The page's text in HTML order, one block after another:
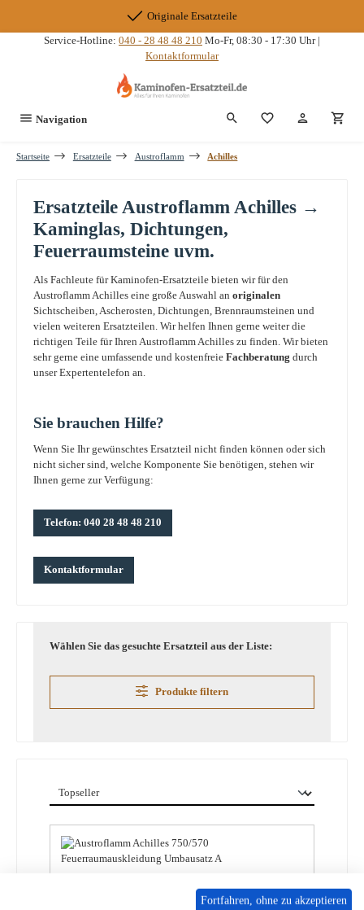
Originale Ersatzteile
Service-Hotline: 040 - 28 48 48 210 Mo-Fr, 08:30 - 17:30 Uhr |
Kontaktformular
Navigation Du hast 0
Startseite Ersatzteile Austroflamm Achilles
Ersatzteile Austroflamm Achilles →
Kaminglas, Dichtungen,
Feuerraumsteine uvm.
Als Fachleute für Kaminofen-Ersatzteile bieten wir für den
Austroflamm Achilles eine große Auswahl an originalen
Sichtscheiben, Ascherosten, Dichtungen, Brennraumsteinen und
vielen weiteren Ersatzteilen. Wir helfen Ihnen gerne weiter die
richtigen Teile für Ihren Austroflamm Achilles zu finden. Wir bieten
sehr gerne eine umfassende und kostenfreie Fachberatung durch
unser Expertentelefon an.
Sie brauchen Hilfe?
Wenn Sie Ihr gewünschtes Ersatzteil nicht finden können oder sich
nicht sicher sind, welche Komponente Sie benötigen, stehen wir
Ihnen gerne zur Verfügung:
Telefon: 040 28 48 48 210
Kontaktformular
Wählen Sie das gesuchte Ersatzteil aus der Liste:
Produkte filtern
Fortfahren, ohne zu akzeptieren